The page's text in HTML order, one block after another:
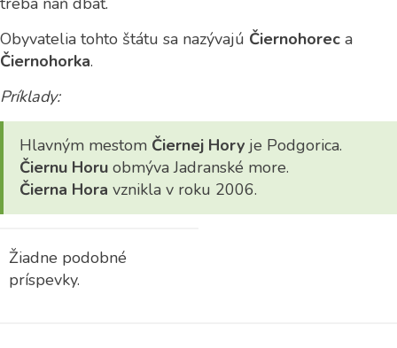
Obyvatelia tohto štátu sa nazývajú Čiernohorec a
Čiernohorka.
Príklady:
Hlavným mestom Čiernej Hory je Podgorica.
Čiernu Horu obmýva Jadranské more.
Čierna Hora vznikla v roku 2006.
Žiadne podobné
príspevky.